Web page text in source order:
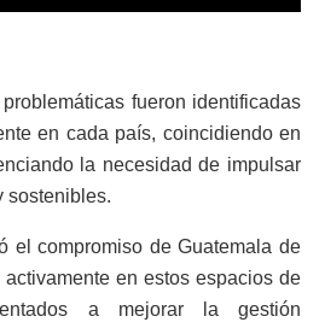
fueron identificadas
en cada país, coincidiendo en
la necesidad de impulsar
sostenibles.
el compromiso de Guatemala de
en estos espacios de
a mejorar la gestión